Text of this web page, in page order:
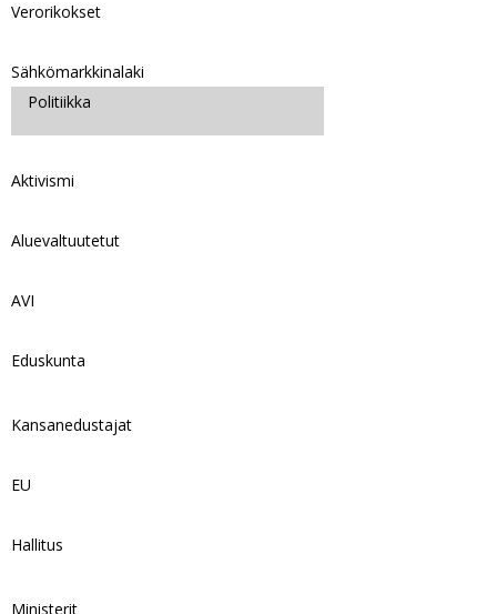
Verorikokset
Sähkömarkkinalaki
Politiikka
Aktivismi
Aluevaltuutetut
AVI
Eduskunta
Kansanedustajat
EU
Hallitus
Ministerit